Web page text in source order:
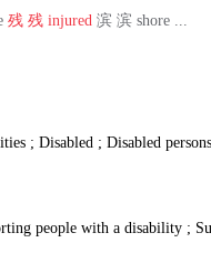
残 残 injured 滨 滨 shore ...
; Disabled ; Disabled persons
people with a disability ;